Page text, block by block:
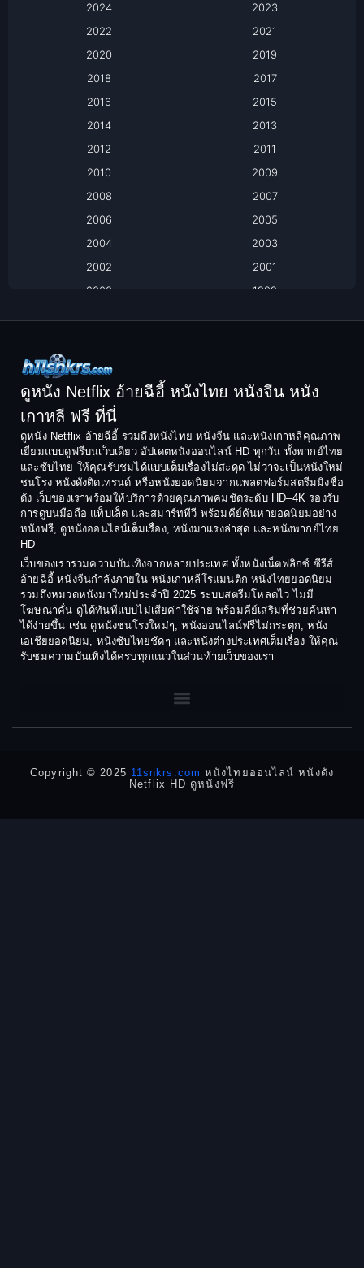
Based on a True Story เรื่องจริง
Based on a True Story เรื่องจริง
Comedy ตลก
Coming-of-age ชีวิตวัยรุ่น
Crime อาชญากรรม
Crime อาชญากรรม
Culture
Dance เต้น
Dark Comedy ตลกร้าย
Detective สืบสวน
2024
2023
2022
2021
2020
2019
2018
2017
2016
2015
2014
2013
2012
2011
2010
2009
2008
2007
2006
2005
2004
2003
2002
2001
2000
1999
1994
1992
1991
1990
1988
1987
1986
1985
1984
1983
1982
1981
1980
1978
1974
1973
1972
1971
1970
1969
1968
1964
ดูหนัง Netflix อ้ายฉีอี้ หนังไทย หนังจีน หนัง
เกาหลี ฟรี ที่นี่
ดูหนัง Netflix อ้ายฉีอี้ รวมถึงหนังไทย หนังจีน และหนังเกาหลีคุณภาพ
เยี่ยมแบบดูฟรีบนเว็บเดียว อัปเดตหนังออนไลน์ HD ทุกวัน ทั้งพากย์ไทย
และซับไทย ให้คุณรับชมได้แบบเต็มเรื่องไม่สะดุด ไม่ว่าจะเป็นหนังใหม่
ชนโรง หนังดังติดเทรนด์ หรือหนังยอดนิยมจากแพลตฟอร์มสตรีมมิงชื่อ
ดัง เว็บของเราพร้อมให้บริการด้วยคุณภาพคมชัดระดับ HD–4K รองรับ
การดูบนมือถือ แท็บเล็ต และสมาร์ททีวี พร้อมคีย์ค้นหายอดนิยมอย่าง
หนังฟรี, ดูหนังออนไลน์เต็มเรื่อง, หนังมาแรงล่าสุด และหนังพากย์ไทย
HD
เว็บของเรารวมความบันเทิงจากหลายประเทศ ทั้งหนังเน็ตฟลิกซ์ ซีรีส์
อ้ายฉีอี้ หนังจีนกำลังภายใน หนังเกาหลีโรแมนติก หนังไทยยอดนิยม
รวมถึงหมวดหนังมาใหม่ประจำปี 2025 ระบบสตรีมโหลดไว ไม่มี
โฆษณาคั่น ดูได้ทันทีแบบไม่เสียค่าใช้จ่าย พร้อมคีย์เสริมที่ช่วยค้นหา
ได้ง่ายขึ้น เช่น ดูหนังชนโรงใหม่ๆ, หนังออนไลน์ฟรีไม่กระตุก, หนัง
เอเชียยอดนิยม, หนังซับไทยชัดๆ และหนังต่างประเทศเต็มเรื่อง ให้คุณ
รับชมความบันเทิงได้ครบทุกแนวในส่วนท้ายเว็บของเรา
Copyright © 2025 11snkrs.com หนังไทยออนไลน์ หนังดัง
Netflix HD ดูหนังฟรี